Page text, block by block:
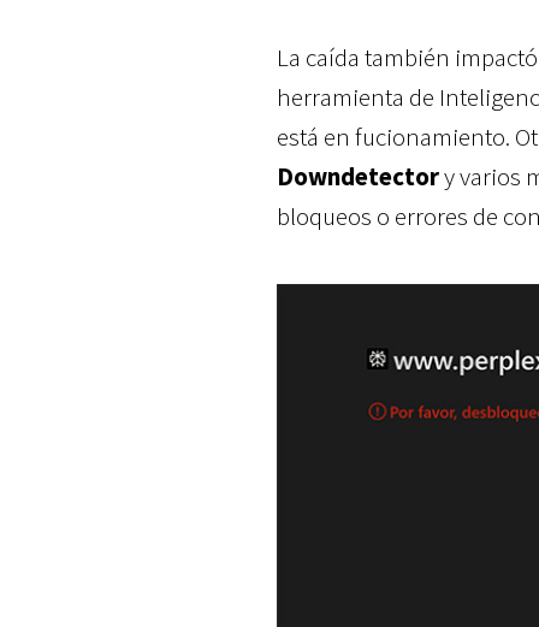
La caída también
herramienta de
está en fucionamiento.
Downdetectory varios
bloqueos o errores de